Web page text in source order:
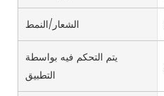
الشعار/النمط
يتم التحكم فيه بواسطة
التطبيق